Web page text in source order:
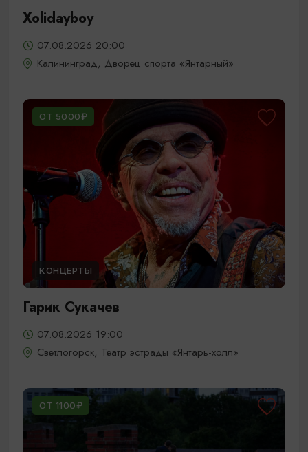
Xolidayboy
07.08.2026 20:00
Калининград, Дворец спорта «Янтарный»
ОТ 5000₽
КОНЦЕРТЫ
Гарик Сукачев
07.08.2026 19:00
Светлогорск, Театр эстрады «Янтарь-холл»
ОТ 1100₽